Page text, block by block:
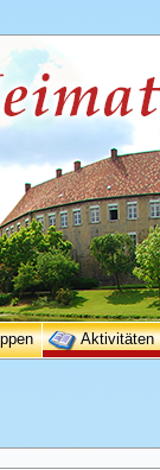
Aktivitäten